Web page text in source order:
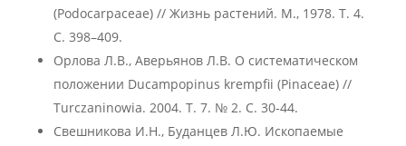
(Podocarpaceae) // Жизнь растений. М., 1978. Т. 4.
С. 398–409.
Орлова Л.В., Аверьянов Л.В. О систематическом
положении Ducampopinus krempfii (Pinaceae) //
Turczaninowia. 2004. Т. 7. № 2. С. 30-44.
Свешникова И.Н., Буданцев Л.Ю. Ископаемые